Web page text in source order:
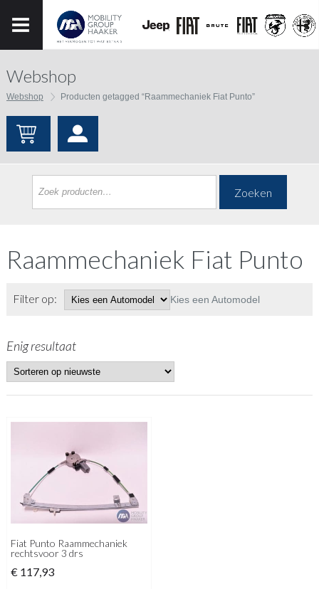
Webshop
Webshop Producten getagged “Raammechaniek Fiat Punto”
Zoeken
Raammechaniek Fiat Punto
Filter op: Kies een Automodel
Enig resultaat
Fiat Punto Raammechaniek
rechtsvoor 3 drs
€ 117,93